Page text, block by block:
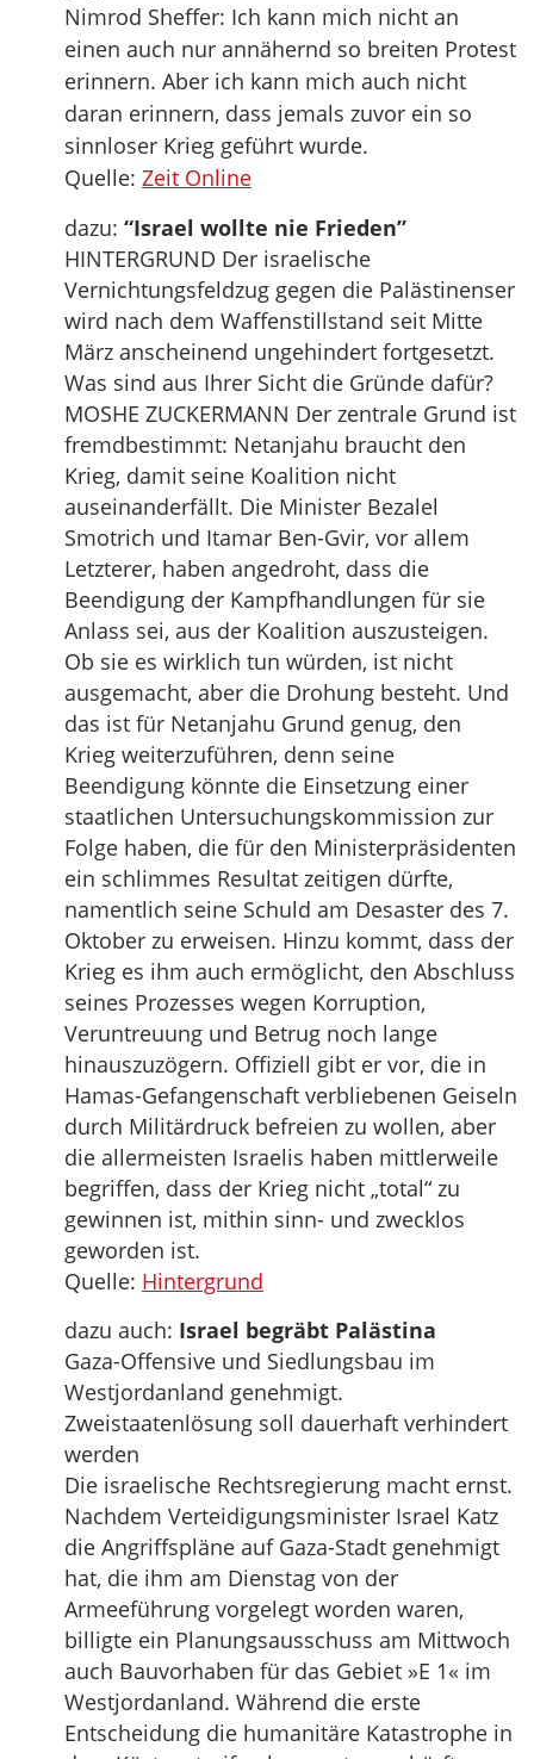
Nimrod Sheffer: Ich kann mich nicht an
einen auch nur annähernd so breiten Protest
erinnern. Aber ich kann mich auch nicht
daran erinnern, dass jemals zuvor ein so
sinnloser Krieg geführt wurde.
Quelle: Zeit Online
dazu: “Israel wollte nie Frieden”
HINTERGRUND Der israelische
Vernichtungsfeldzug gegen die Palästinenser
wird nach dem Waffenstillstand seit Mitte
März anscheinend ungehindert fortgesetzt.
Was sind aus Ihrer Sicht die Gründe dafür?
MOSHE ZUCKERMANN Der zentrale Grund ist
fremdbestimmt: Netanjahu braucht den
Krieg, damit seine Koalition nicht
auseinanderfällt. Die Minister Bezalel
Smotrich und Itamar Ben-Gvir, vor allem
Letzterer, haben angedroht, dass die
Beendigung der Kampfhandlungen für sie
Anlass sei, aus der Koalition auszusteigen.
Ob sie es wirklich tun würden, ist nicht
ausgemacht, aber die Drohung besteht. Und
das ist für Netanjahu Grund genug, den
Krieg weiterzuführen, denn seine
Beendigung könnte die Einsetzung einer
staatlichen Untersuchungskommission zur
Folge haben, die für den Ministerpräsidenten
ein schlimmes Resultat zeitigen dürfte,
namentlich seine Schuld am Desaster des 7.
Oktober zu erweisen. Hinzu kommt, dass der
Krieg es ihm auch ermöglicht, den Abschluss
seines Prozesses wegen Korruption,
Veruntreuung und Betrug noch lange
hinauszuzögern. Offiziell gibt er vor, die in
Hamas-Gefangenschaft verbliebenen Geiseln
durch Militärdruck befreien zu wollen, aber
die allermeisten Israelis haben mittlerweile
begriffen, dass der Krieg nicht „total“ zu
gewinnen ist, mithin sinn- und zwecklos
geworden ist.
Quelle: Hintergrund
dazu auch: Israel begräbt Palästina
Gaza-Offensive und Siedlungsbau im
Westjordanland genehmigt.
Zweistaatenlösung soll dauerhaft verhindert
werden
Die israelische Rechtsregierung macht ernst.
Nachdem Verteidigungsminister Israel Katz
die Angriffspläne auf Gaza-Stadt genehmigt
hat, die ihm am Dienstag von der
Armeeführung vorgelegt worden waren,
billigte ein Planungsausschuss am Mittwoch
auch Bauvorhaben für das Gebiet »E 1« im
Westjordanland. Während die erste
Entscheidung die humanitäre Katastrophe in